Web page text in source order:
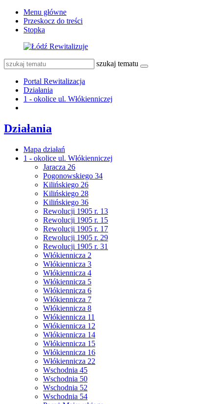
Menu główne
Przeskocz do treści
Stopka
szukaj tematu
Portal Rewitalizacja
Działania
1 - okolice ul. Włókienniczej
Działania
Mapa działań
1 - okolice ul. Włókienniczej
Jaracza 26
Pogonowskiego 34
Kilińskiego 26
Kilińskiego 28
Kilińskiego 36
Rewolucji 1905 r. 13
Rewolucji 1905 r. 15
Rewolucji 1905 r. 17
Rewolucji 1905 r. 29
Rewolucji 1905 r. 31
Włókiennicza 2
Włókiennicza 3
Włókiennicza 4
Włókiennicza 5
Włókiennicza 6
Włókiennicza 7
Włókiennicza 8
Włókiennicza 11
Włókiennicza 12
Włókiennicza 14
Włókiennicza 15
Włókiennicza 16
Włókiennicza 22
Wschodnia 45
Wschodnia 50
Wschodnia 52
Wschodnia 54